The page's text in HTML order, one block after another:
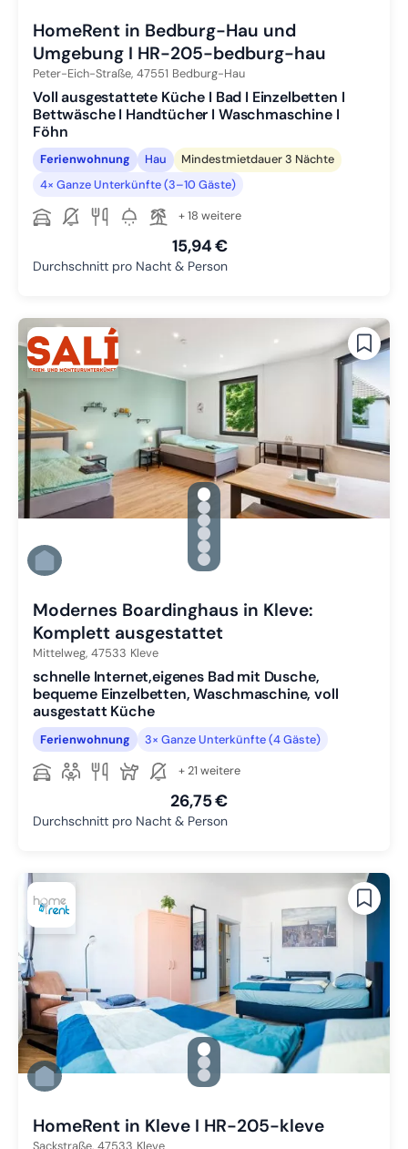
HomeRent in Bedburg-Hau und
Umgebung I HR-205-bedburg-hau
Peter-Eich-Straße, 47551 Bedburg-Hau
Voll ausgestattete Küche I Bad I Einzelbetten I
Bettwäsche I Handtücher I Waschmaschine I
Föhn
Ferienwohnung Hau
Mindestmietdauer 3 Nächte
4× Ganze Unterkünfte (3–10 Gäste)
+ 18 weitere
15,94 €
Durchschnitt pro Nacht & Person
gallery.slide_selector
Zu Slide 1 wechseln
Zu Slide 2 wechseln
Zu Slide 3 wechseln
Zu Slide 4 wechseln
Zu Slide 5 wechseln
Zu Slide 6 wechseln
Modernes Boardinghaus in Kleve:
Komplett ausgestattet
Mittelweg, 47533 Kleve
schnelle Internet,eigenes Bad mit Dusche,
bequeme Einzelbetten, Waschmaschine, voll
ausgestatt Küche
Ferienwohnung 3× Ganze Unterkünfte (4 Gäste)
+ 21 weitere
26,75 €
Durchschnitt pro Nacht & Person
gallery.slide_selector
Zu Slide 1 wechseln
Zu Slide 2 wechseln
Zu Slide 3 wechseln
HomeRent in Kleve I HR-205-kleve